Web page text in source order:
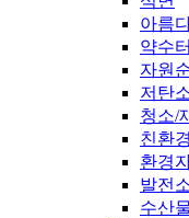
아름
약수
자원
저탄
청소/
친환
환경
발전
수산